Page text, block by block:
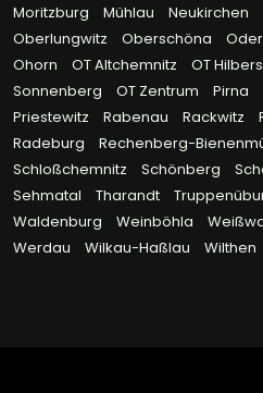
Moritzburg
Mühlau Neukirchen
Oberlungwitz
Oberschöna
Ohorn
OT Altchemnitz OT
Sonnenberg
OT Zentrum Pirna
Priestewitz
Rabenau Rackwitz
Radeburg
Rechenberg-
Schloßchemnitz
Schönberg
Sehmatal
Tharandt
Waldenburg
Weinböhla
Werdau
Wilkau-Haßlau Wilthen